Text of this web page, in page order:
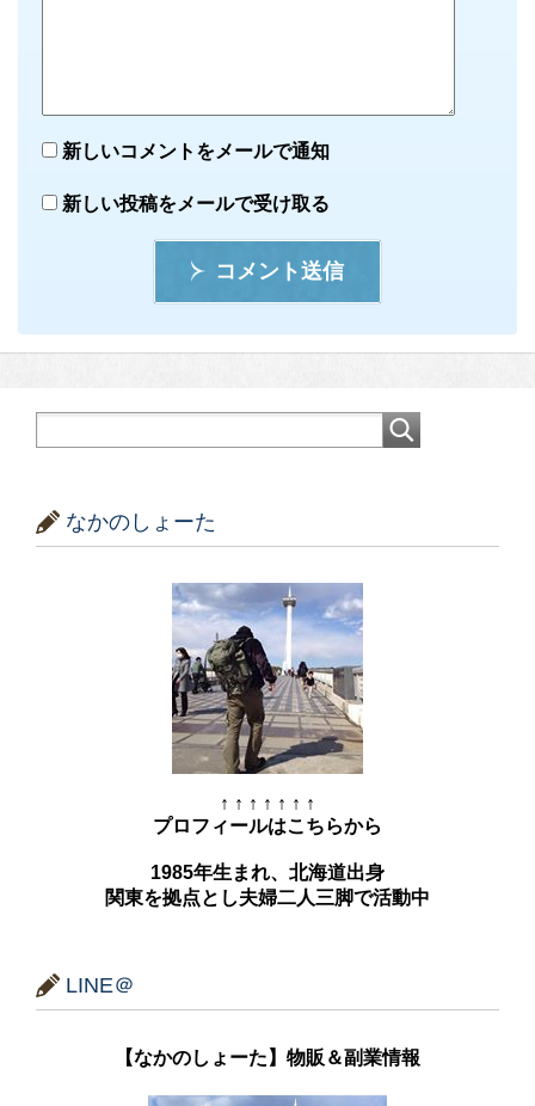
新しいコメントをメールで通知
新しい投稿をメールで受け取る
コメント送信
なかのしょーた
↑ ↑ ↑ ↑ ↑ ↑ ↑
プロフィールはこちらから
1985年生まれ、北海道出身
関東を拠点とし夫婦二人三脚で活動中
LINE＠
【なかのしょーた】物販＆副業情報